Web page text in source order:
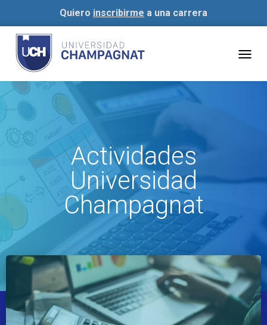
Quiero inscribirme a una carrera
Actividades
Universidad
Champagnat